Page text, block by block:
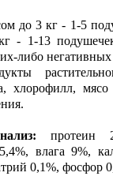
до 3 кг - 1-5
- 1-13
либо
хлорофилл,
протеин
влага 9%,
0,1%, фосфор